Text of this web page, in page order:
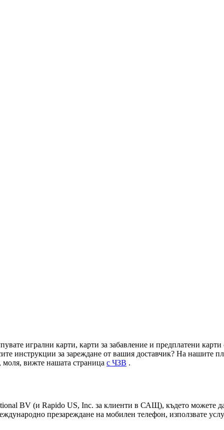
игрални карти, карти за забавление и предплатени
инструкции за зареждане от вашия доставчик? На
вижте нашата страница с ЧЗВ .
BV (и Rapido US, Inc. за клиенти в САЩ), където можете
презареждане на мобилен телефон, използвате